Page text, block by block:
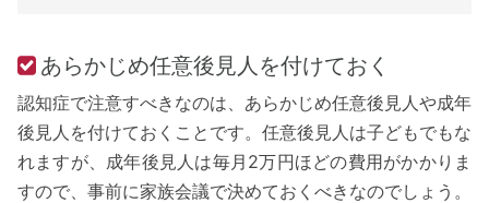
あらかじめ任意後見人を付けておく
認知症で注意すべきなのは、あらかじめ任意後見人や成年
後見人を付けておくことです。任意後見人は子どもでもな
れますが、成年後見人は毎月2万円ほどの費用がかかりま
すので、事前に家族会議で決めておくべきなのでしょう。